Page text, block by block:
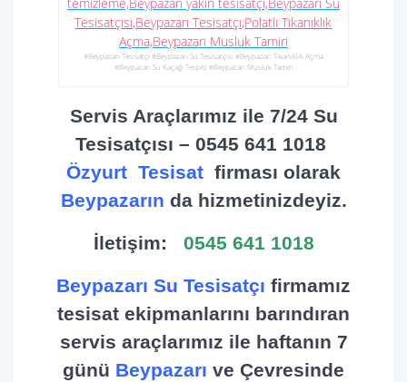
#Beypazarı Tesisatçı #Beypazarı Su Tesisatçısı #Beypazarı Tıkanıklık Açma
#Beypazarı Su Kaçağı Tespiti #Beypazarı Musluk Tamiri
Servis Araçlarımız ile 7/24 Su
Tesisatçısı – 0545 641 1018
Özyurt Tesisat firması olarak
Beypazarın da hizmetinizdeyiz.
İletişim: 0545 641 1018
Beypazarı Su Tesisatçı firmamız
tesisat ekipmanlarını barındıran
servis araçlarımız ile haftanın 7
günü Beypazarı ve Çevresinde